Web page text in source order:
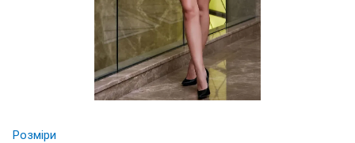
Розміри